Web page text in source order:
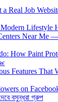
Real Job
Lifestyle
Near Me —
How Paint
Features That
on
বসুন্ধরা গ্রুপ